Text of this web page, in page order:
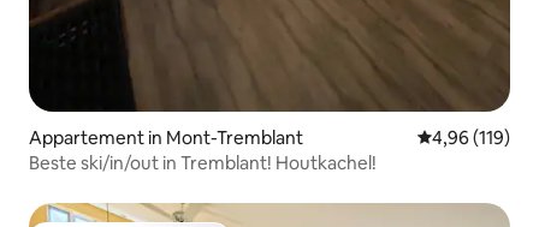
Appartement in Mont-Tremblant Gemiddelde
4,96 (119)
Beste ski/in/out in Tremblant! Houtkachel!